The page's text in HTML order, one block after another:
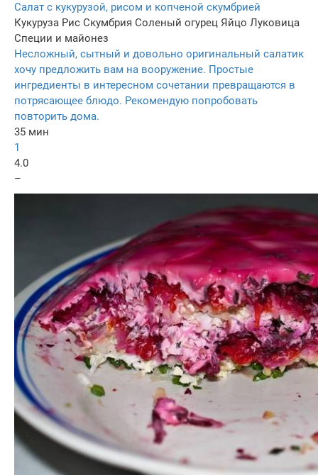
Салат с кукурузой, рисом и копченой скумбрией
Кукуруза Рис Скумбрия Соленый огурец Яйцо Луковица
Специи и майонез
Несложный, сытный и довольно оригинальный салатик
хочу предложить вам на вооружение. Простые
ингредиенты в интересном сочетании превращаются в
потрясающее блюдо. Рекомендую попробовать
повторить дома.
35 мин
1
4.0
–